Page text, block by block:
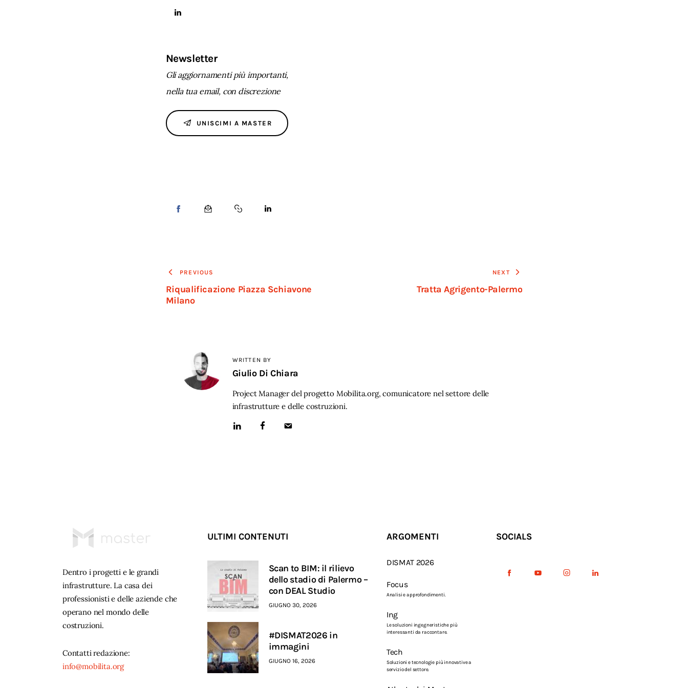
Newsletter
Gli aggiornamenti più importanti,
nella tua email, con discrezione
UNISCIMI A MASTER
PREVIOUS
Riqualificazione Piazza Schiavone
Milano
NEXT
Tratta Agrigento-Palermo
WRITTEN BY
Giulio Di Chiara
Project Manager del progetto Mobilita.org, comunicatore nel settore delle
infrastrutture e delle costruzioni.
Dentro i progetti e le grandi
infrastrutture. La casa dei
professionisti e delle aziende che
operano nel mondo delle
costruzioni.
Contatti redazione:
info@mobilita.org
ULTIMI CONTENUTI
Scan to BIM: il rilievo
dello stadio di Palermo –
con DEAL Studio
GIUGNO 30, 2026
#DISMAT2026 in
immagini
GIUGNO 16, 2026
ARGOMENTI
DISMAT 2026
Focus
Analisi e approfondimenti.
Ing
Le soluzioni ingegneristiche più
interessanti da raccontare.
Tech
Soluzioni e tecnologie più innovative a
servizio del settore.
SOCIALS